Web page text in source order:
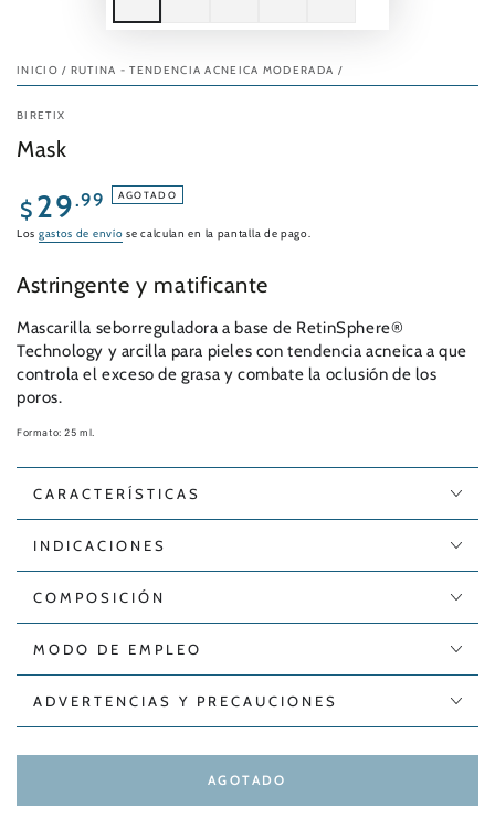
INICIO / RUTINA - TENDENCIA ACNEICA MODERADA /
BIRETIX
Mask
Precio
regular
$ 29.99 AGOTADO
Los gastos de envío se calculan en la pantalla de pago.
Astringente y matificante
Mascarilla seborreguladora a base de RetinSphere®
Technology y arcilla para pieles con tendencia acneica a que
controla el exceso de grasa y combate la oclusión de los
poros.
Formato: 25 ml.
CARACTERÍSTICAS
INDICACIONES
COMPOSICIÓN
MODO DE EMPLEO
ADVERTENCIAS Y PRECAUCIONES
AGOTADO